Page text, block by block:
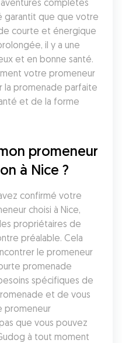
complètes
garantit que que votre
courte et énergique
il y a une
et en bonne santé.
votre promeneur
la promenade parfaite
et de la forme
promeneur
à Nice ?
confirmé votre
choisi à Nice,
propriétaires de
préalable. Cela
le promeneur
promenade
spécifiques de
et de vous
promeneur
que vous pouvez
à tout moment